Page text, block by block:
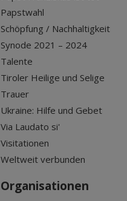
Papstwahl
Schöpfung / Nachhaltigkeit
Synode 2021 – 2024
Talente
Tiroler Heilige und Selige
Trauer
Ukraine: Hilfe und Gebet
Via Laudato si'
Visitationen
Weltweit verbunden
Organisationen